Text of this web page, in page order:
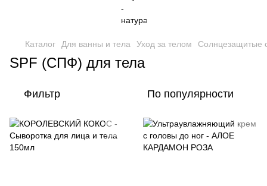
Каталог Для ванны и тела Уход за телом Солнцезащитые
SPF (СПФ) для тела
Фильтр По популярности